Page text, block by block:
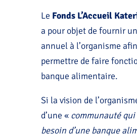
Le Fonds L’Accueil
a pour objet de fournir
annuel à l’organisme
permettre de faire
banque alimentaire.
Si la vision de
d’une « communauté qui
besoin d’une banque